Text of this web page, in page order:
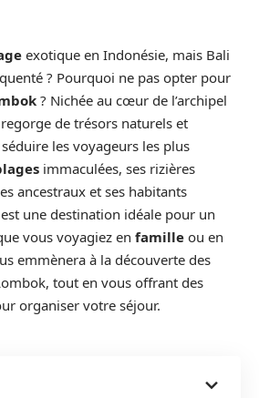
exotique en Indonésie, mais Bali
? Pourquoi ne pas opter pour
? Nichée au cœur de l’archipel
de trésors naturels et
les voyageurs les plus
immaculées, ses rizières
ancestraux et ses habitants
une destination idéale pour un
vous voyagiez en famille ou en
emmènera à la découverte des
tout en vous offrant des
organiser votre séjour.